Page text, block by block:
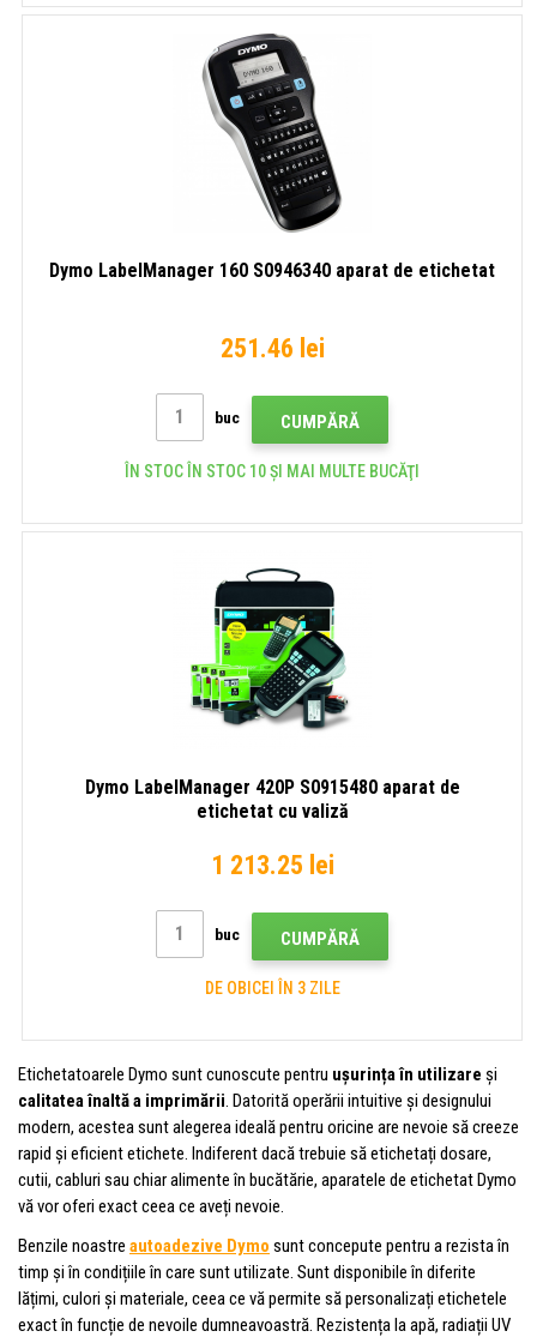
Dymo LabelManager 160 S0946340 aparat de etichetat
251.46 lei
buc CUMPĂRĂ
ÎN STOC ÎN STOC 10 ȘI MAI MULTE BUCĂŢI
Dymo LabelManager 420P S0915480 aparat de
etichetat cu valiză
1 213.25 lei
buc CUMPĂRĂ
DE OBICEI ÎN 3 ZILE
Etichetatoarele Dymo sunt cunoscute pentru ușurința în utilizare și
calitatea înaltă a imprimării. Datorită operării intuitive și designului
modern, acestea sunt alegerea ideală pentru oricine are nevoie să creeze
rapid și eficient etichete. Indiferent dacă trebuie să etichetați dosare,
cutii, cabluri sau chiar alimente în bucătărie, aparatele de etichetat Dymo
vă vor oferi exact ceea ce aveți nevoie.
Benzile noastre autoadezive Dymo sunt concepute pentru a rezista în
timp și în condițiile în care sunt utilizate. Sunt disponibile în diferite
lățimi, culori și materiale, ceea ce vă permite să personalizați etichetele
exact în funcție de nevoile dumneavoastră. Rezistența la apă, radiații UV